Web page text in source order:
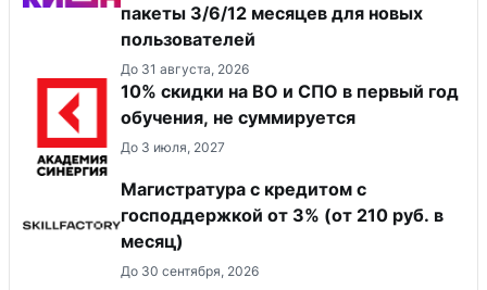
пакеты 3/6/12 месяцев для новых
пользователей
До 31 августа, 2026
10% скидки на ВО и СПО в первый год
обучения, не суммируется
До 3 июля, 2027
Магистратура с кредитом с
господдержкой от 3% (от 210 руб. в
месяц)
До 30 сентября, 2026